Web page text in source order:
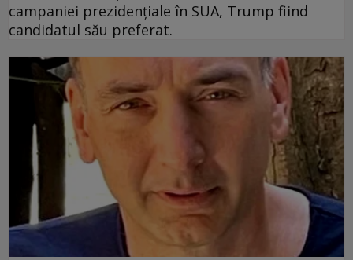
campaniei prezidențiale în SUA, Trump fiind
candidatul său preferat.